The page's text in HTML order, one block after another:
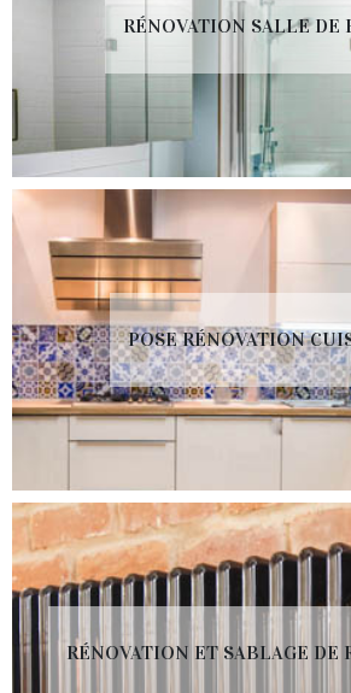
RÉNOVATION SALLE DE
POSE RÉNOVATION
RÉNOVATION ET SABLAGE DE